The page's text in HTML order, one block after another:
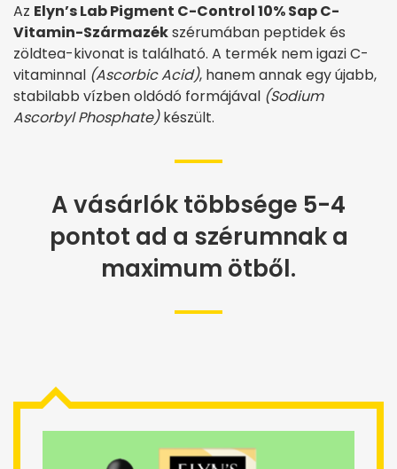
Az Elyn’s Lab Pigment C-Control 10% Sap C-
Vitamin-Származékszérumában peptidek és
zöldtea-kivonat is található. A termék nem igazi C-
vitaminnal (Ascorbic Acid), hanem annak egy újabb,
stabilabb vízben oldódó formájával (Sodium
Ascorbyl Phosphate)készült.
A vásárlók többsége 5-4
pontot ad a szérumnak a
maximum ötből.